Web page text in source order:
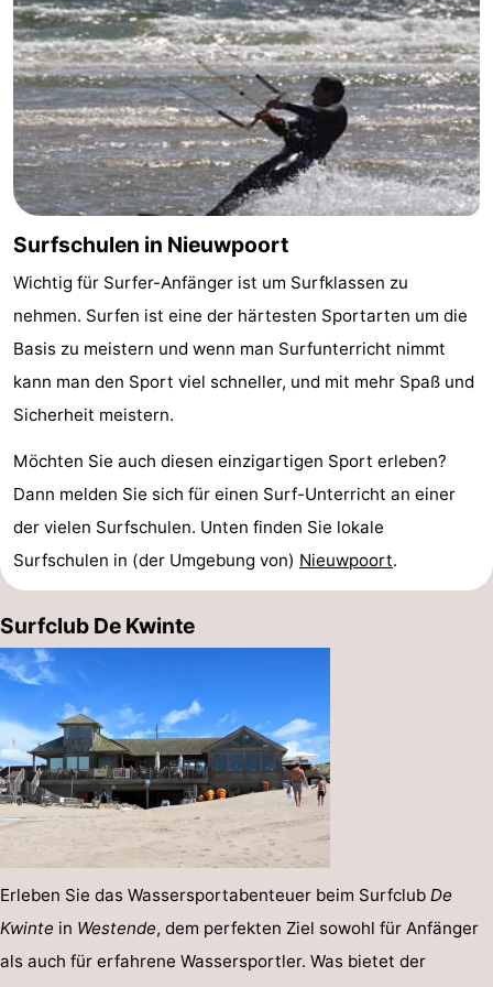
Küste
-
Natur
Het
Zwin
-
Knokke-
Heist
-
Zeebrugge
-
Blankenberge
-
Wenduine
-
Haan
Bredene
-
Westende
-
Koksijde
-
De
Panne
-
Natur
Westhoek
Wetter
Kontakt
Surfschulen in Nieuwpoort
Wichtig für Surfer-Anfänger ist um Surfklassen zu
nehmen. Surfen ist eine der härtesten Sportarten um die
Basis zu meistern und wenn man Surfunterricht nimmt
kann man den Sport viel schneller, und mit mehr Spaß und
Sicherheit meistern.
Möchten Sie auch diesen einzigartigen Sport erleben?
Dann melden Sie sich für einen Surf-Unterricht an einer
der vielen Surfschulen. Unten finden Sie lokale
Surfschulen in (der Umgebung von) Nieuwpoort.
Surfclub De Kwinte
Erleben Sie das Wassersportabenteuer beim Surfclub De
Kwinte in Westende, dem perfekten Ziel sowohl für Anfänger
als auch für erfahrene Wassersportler. Was bietet der